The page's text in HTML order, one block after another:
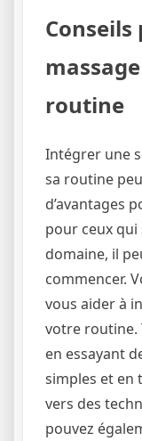
routine
Intégrer une
sa routine
d’avantages
pour ceux qui
domaine, il
commencer.
vous aider à
votre routine.
en essayant
simples et en
vers des
pouvez